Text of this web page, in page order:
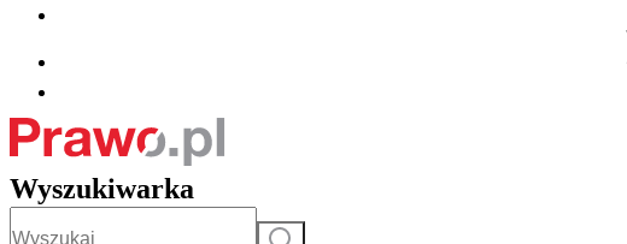
Wyszukiwarka
Szukaj